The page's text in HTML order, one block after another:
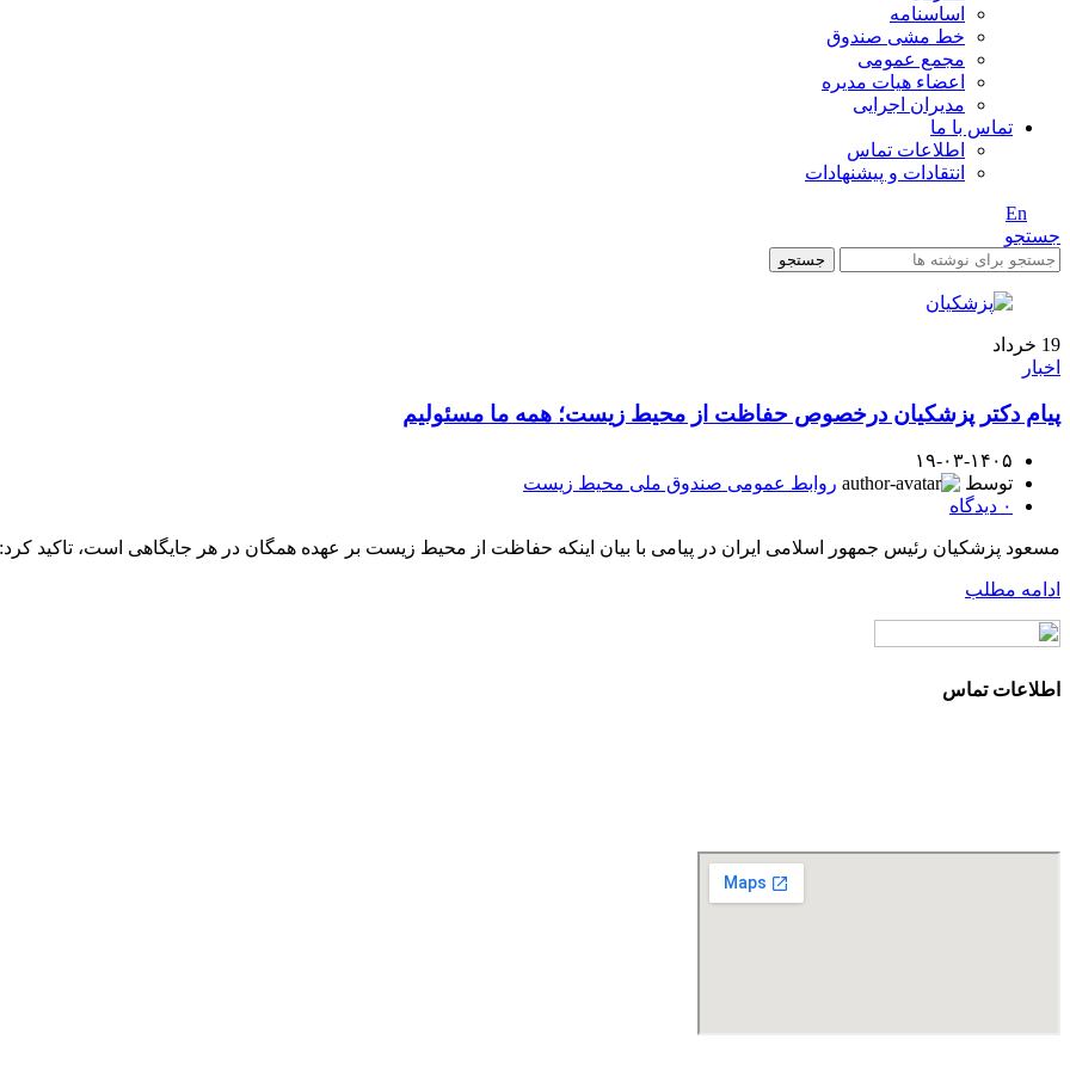
اساسنامه
خط مشی صندوق
مجمع عمومی
اعضاء هیات مدیره
مدیران اجرایی
تماس با ما
اطلاعات تماس
انتقادات و پیشنهادات
En
جستجو
جستجو
19 خرداد
اخبار
پیام دکتر پزشکیان درخصوص حفاظت از محیط زیست؛ همه ما مسئولیم
۱۹-۰۳-۱۴۰۵
توسط
روابط عمومی صندوق ملی محیط زیست
۰ دیدگاه
مسعود پزشکیان رئیس جمهور اسلامی ایران در پیامی با بیان اینکه حفاظت از محیط زیست بر عهده همگان در هر جایگاهی است، تاکید
ادامه مطلب
اطلاعات تماس